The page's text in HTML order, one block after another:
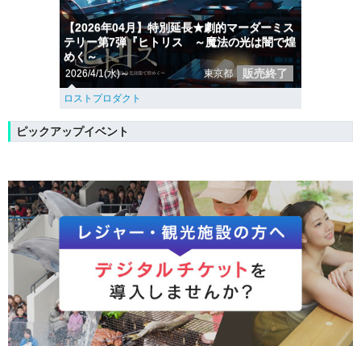
【2026年04月】特別延長★劇的マーダーミス
テリー第7弾『ヒトリス ～魔法の光は闇で煌
めく～
2026/4/1(水)～ 東京都 販売終了
ロストプロダクト
ピックアップイベント